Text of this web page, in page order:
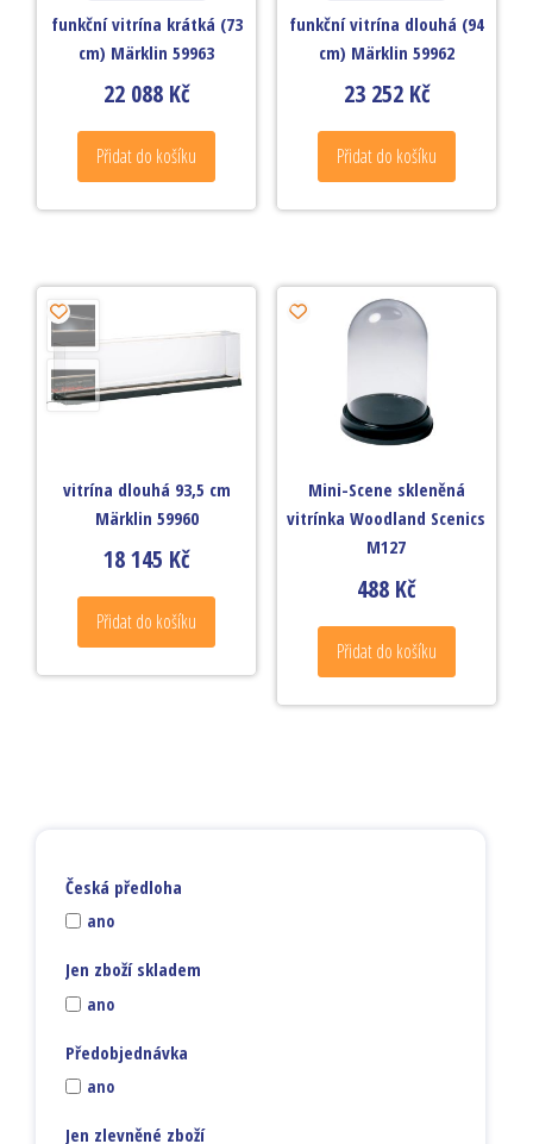
funkční vitrína krátká (73
cm) Märklin 59963
22 088 Kč
Přidat do košíku
funkční vitrína dlouhá (94
cm) Märklin 59962
23 252 Kč
Přidat do košíku
vitrína dlouhá 93,5 cm
Märklin 59960
18 145 Kč
Přidat do košíku
Mini-Scene skleněná
vitrínka Woodland Scenics
M127
488 Kč
Přidat do košíku
Česká předloha
ano
Jen zboží skladem
ano
Předobjednávka
ano
Jen zlevněné zboží